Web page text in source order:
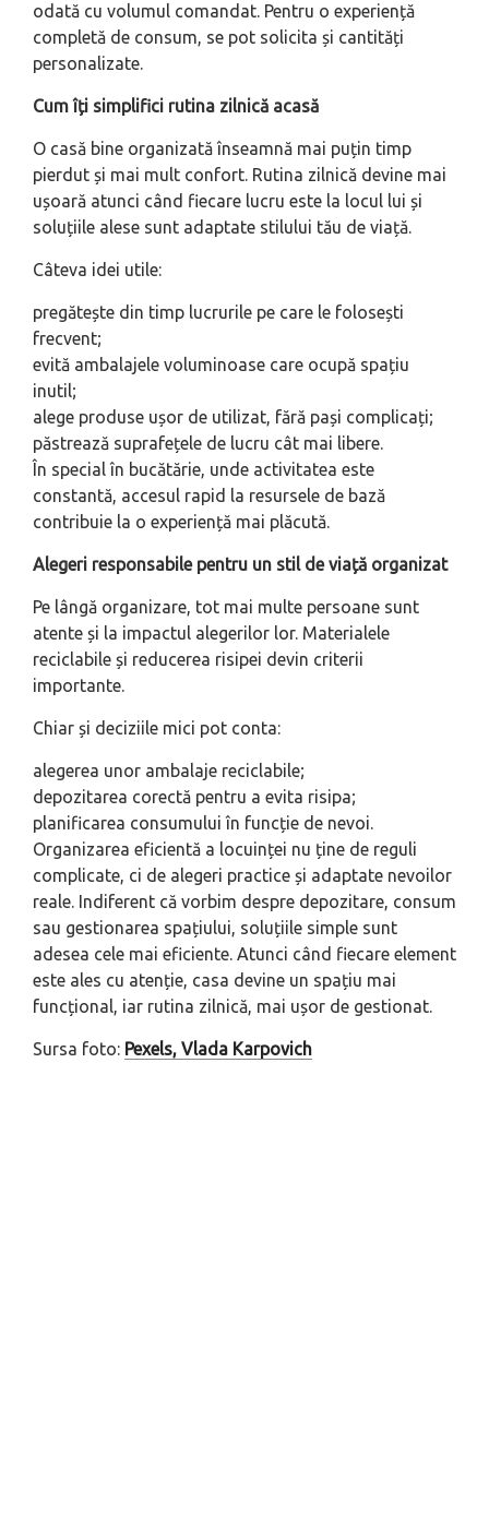
odată cu volumul comandat. Pentru o experiență
completă de consum, se pot solicita și cantități
personalizate.
Cum îți simplifici rutina zilnică acasă
O casă bine organizată înseamnă mai puțin timp
pierdut și mai mult confort. Rutina zilnică devine mai
ușoară atunci când fiecare lucru este la locul lui și
soluțiile alese sunt adaptate stilului tău de viață.
Câteva idei utile:
pregătește din timp lucrurile pe care le folosești
frecvent;
evită ambalajele voluminoase care ocupă spațiu
inutil;
alege produse ușor de utilizat, fără pași complicați;
păstrează suprafețele de lucru cât mai libere.
În special în bucătărie, unde activitatea este
constantă, accesul rapid la resursele de bază
contribuie la o experiență mai plăcută.
Alegeri responsabile pentru un stil de viață organizat
Pe lângă organizare, tot mai multe persoane sunt
atente și la impactul alegerilor lor. Materialele
reciclabile și reducerea risipei devin criterii
importante.
Chiar și deciziile mici pot conta:
alegerea unor ambalaje reciclabile;
depozitarea corectă pentru a evita risipa;
planificarea consumului în funcție de nevoi.
Organizarea eficientă a locuinței nu ține de reguli
complicate, ci de alegeri practice și adaptate nevoilor
reale. Indiferent că vorbim despre depozitare, consum
sau gestionarea spațiului, soluțiile simple sunt
adesea cele mai eficiente. Atunci când fiecare element
este ales cu atenție, casa devine un spațiu mai
funcțional, iar rutina zilnică, mai ușor de gestionat.
Sursa foto: Pexels, Vlada Karpovich